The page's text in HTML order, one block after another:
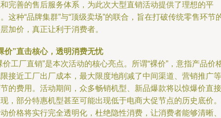
完善的售后服务体系，为此次大型直销活动提供了理想的平
这种“品牌集群”与“顶级卖场”的联合，旨在打破传统零售环节
加价，真正让利于消费者。
价”直击核心，透明消费无忧
价工厂直销”是本次活动的核心亮点。所谓“裸价”，意指产品价
接近工厂出厂成本，最大限度地削减了中间渠道、营销推广等
的费用。活动期间，众多畅销机型、新品爆款将以惊爆价直接
，部分特惠机型甚至可能出现低于电商大促节点的历史底价。
价格将实行完全透明化，杜绝隐性消费，让消费者能够清晰、